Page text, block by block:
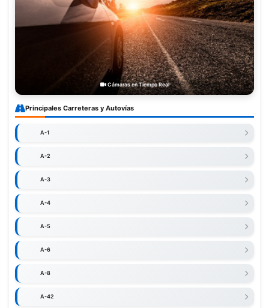
Cámaras en Tiempo Real
Principales Carreteras y Autovías
A-1
A-2
A-3
A-4
A-5
A-6
A-8
A-42